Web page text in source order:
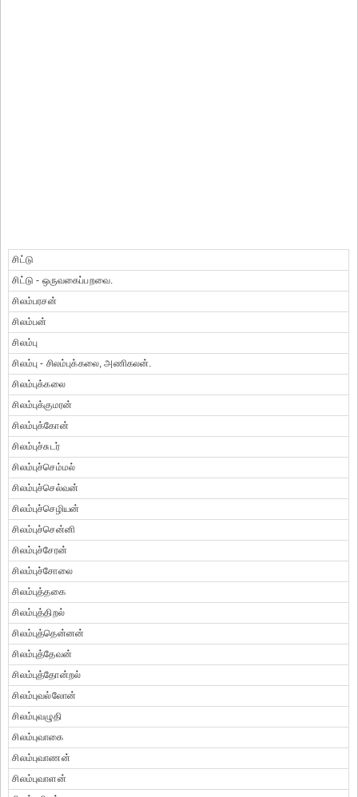
சிட்டு
சிட்டு - ஒருவகைப்பறவை.
சிலம்பரசன்
சிலம்பன்
சிலம்பு
சிலம்பு - சிலம்புக்கலை, அணிகலன்.
சிலம்புக்கலை
சிலம்புக்குமரன்
சிலம்புக்கோன்
சிலம்புச்சுடர்
சிலம்புச்செம்மல்
சிலம்புச்செல்வன்
சிலம்புச்செழியன்
சிலம்புச்சென்னி
சிலம்புச்சேரன்
சிலம்புச்சோலை
சிலம்புத்தகை
சிலம்புத்திறல்
சிலம்புத்தென்னன்
சிலம்புத்தேவன்
சிலம்புத்தோன்றல்
சிலம்புவல்லோன்
சிலம்புவழுதி
சிலம்புவாகை
சிலம்புவாணன்
சிலம்புவாளன்